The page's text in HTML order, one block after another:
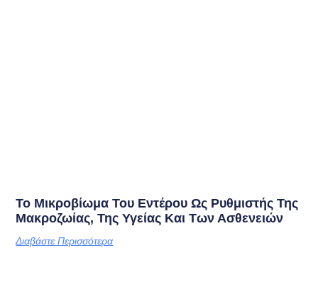
Το Μικροβίωμα Του Εντέρου Ως Ρυθμιστής Της
Μακροζωίας, Της Υγείας Και Των Ασθενειών
Διαβάστε Περισσότερα